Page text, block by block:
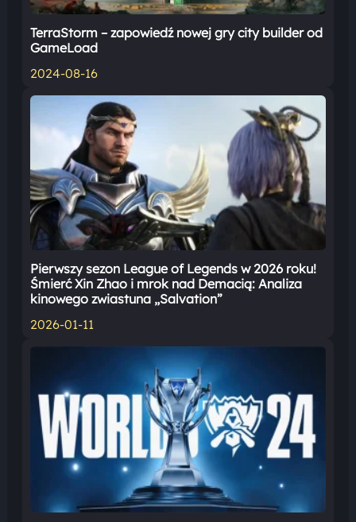
TerraStorm – zapowiedź nowej gry city builder od
GameLoad
2024-08-16
Pierwszy sezon League of Legends w 2026 roku!
Śmierć Xin Zhao i mrok nad Demacią: Analiza
kinowego zwiastuna „Salvation”
2026-01-11